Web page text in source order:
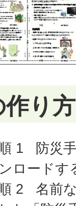
作り方
1 防災
ロードす
2 名前